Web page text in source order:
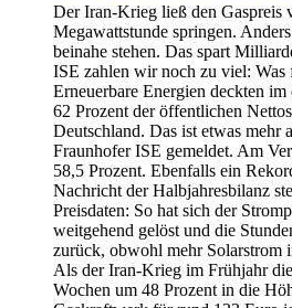
Der Iran-Krieg ließ den Gaspreis
Megawattstunde springen.
beinahe stehen. Das spart
ISE zahlen wir noch zu viel: Was
Erneuerbare Energien deckten
62 Prozent der öffentlichen
Deutschland. Das ist etwas mehr
Fraunhofer ISE gemeldet. Am
58,5 Prozent. Ebenfalls ein
Nachricht der Halbjahresbilanz
Preisdaten: So hat sich der
weitgehend gelöst und die
zurück, obwohl mehr Solarstrom
Als der Iran-Krieg im Frühjahr
Wochen um 48 Prozent in die